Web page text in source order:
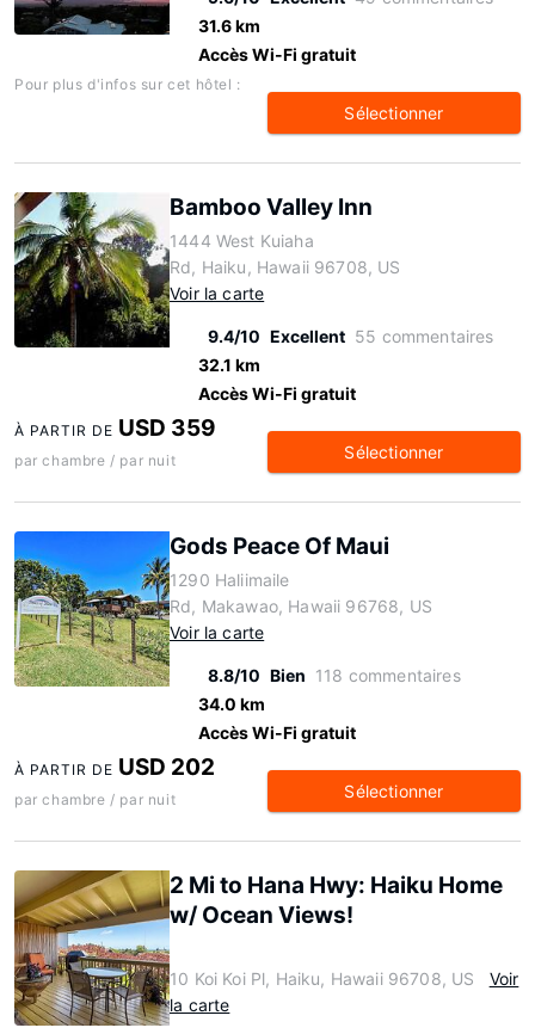
31.6 km
Accès Wi-Fi gratuit
Pour plus d'infos sur cet hôtel :
Sélectionner
Bamboo Valley Inn
1444 West Kuiaha
Rd, Haiku, Hawaii 96708, US
Voir la carte
9.4/10 Excellent 55 commentaires
32.1 km
Accès Wi-Fi gratuit
À PARTIR DE USD 359
par chambre / par nuit Sélectionner
Gods Peace Of Maui
1290 Haliimaile
Rd, Makawao, Hawaii 96768, US
Voir la carte
8.8/10 Bien 118 commentaires
34.0 km
Accès Wi-Fi gratuit
À PARTIR DE USD 202
par chambre / par nuit Sélectionner
2 Mi to Hana Hwy: Haiku Home
w/ Ocean Views!
10 Koi Koi Pl, Haiku, Hawaii 96708, US
Voir
la carte